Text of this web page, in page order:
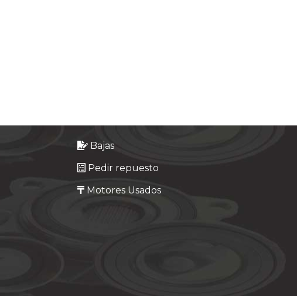
Bajas
Pedir repuesto
Motores Usados